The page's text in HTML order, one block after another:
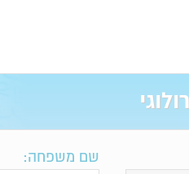
שם משפחה: